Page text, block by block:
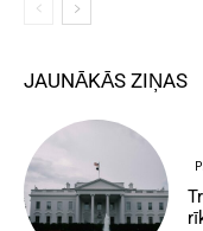
JAUNĀKĀS ZIŅAS